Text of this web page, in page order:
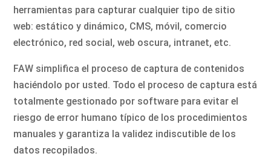
herramientas para capturar cualquier tipo de sitio
web: estático y dinámico, CMS, móvil, comercio
electrónico, red social, web oscura, intranet, etc.
FAW simplifica el proceso de captura de contenidos
haciéndolo por usted. Todo el proceso de captura está
totalmente gestionado por software para evitar el
riesgo de error humano típico de los procedimientos
manuales y garantiza la validez indiscutible de los
datos recopilados.